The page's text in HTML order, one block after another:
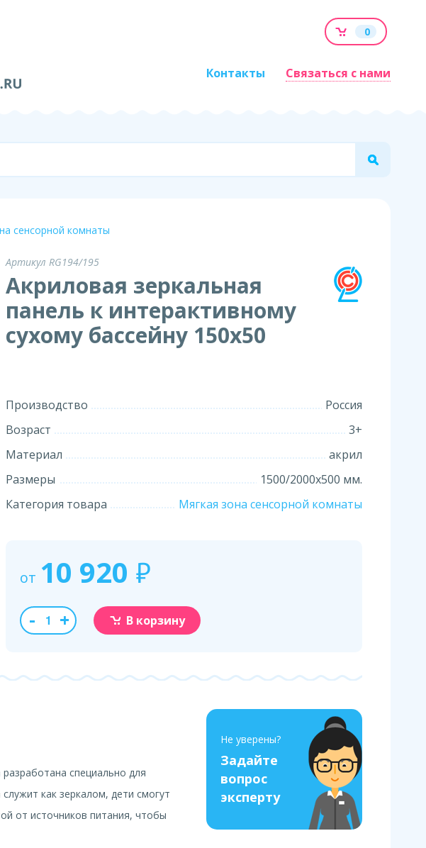
0
Контакты Связаться с нами
сенсорной комнаты
Артикул RG194/195
Акриловая зеркальная
панель к интерактивному
сухому бассейну 150х50
Производство
Россия
Возраст
3+
Материал
акрил
Размеры
1500/2000х500 мм.
Категория товара
Мягкая зона сенсорной комнаты
от 10 920 ₽
- + В корзину
Не уверены?
Задайте
вопрос
эксперту
специально для
как зеркалом, дети смогут
от источников питания, чтобы